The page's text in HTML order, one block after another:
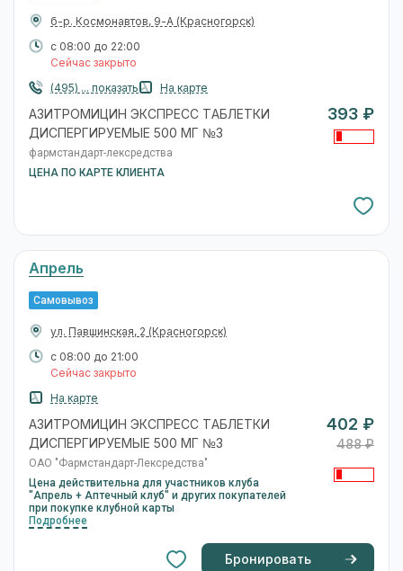
б-р. Космонавтов, 9-А (Красногорск)
с 08:00 до 22:00
Сейчас закрыто
(495) ... показать
На карте
АЗИТРОМИЦИН ЭКСПРЕСС ТАБЛЕТКИ
ДИСПЕРГИРУЕМЫЕ 500 МГ №3
фармстандарт-лексредства
ЦЕНА ПО КАРТЕ КЛИЕНТА
393 ₽
Апрель
Самовывоз
ул. Павшинская, 2 (Красногорск)
с 08:00 до 21:00
Сейчас закрыто
На карте
АЗИТРОМИЦИН ЭКСПРЕСС ТАБЛЕТКИ
ДИСПЕРГИРУЕМЫЕ 500 МГ №3
ОАО "Фармстандарт-Лексредства"
Цена действительна для участников клуба
"Апрель + Аптечный клуб" и других покупателей
при покупке клубной карты
Подробнее
402 ₽
488 ₽
Бронировать